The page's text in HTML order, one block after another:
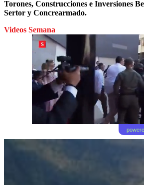
Torones, Construcciones e Inversiones
Sertor y Concrearmado.
Videos Semana